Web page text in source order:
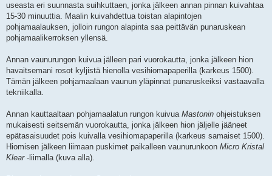
useasta eri suunnasta suihkuttaen, jonka jälkeen annan pinnan kuivahtaa
15-30 minuuttia. Maalin kuivahdettua toistan alapintojen
pohjamaalauksen, jolloin rungon alapinta saa peittävän punaruskean
pohjamaalikerroksen yllensä.
Annan vaunurungon kuivua jälleen pari vuorokautta, jonka jälkeen hion
havaitsemani rosot kyljistä hienolla vesihiomapaperilla (karkeus 1500).
Tämän jälkeen pohjamaalaan vaunun yläpinnat punaruskeiksi vastaavalla
tekniikalla.
Annan kauttaaltaan pohjamaalatun rungon kuivua Mastonin ohjeistuksen
mukaisesti seitsemän vuorokautta, jonka jälkeen hion jäljelle jääneet
epätasaisuudet pois kuivalla vesihiomapaperilla (karkeus samaiset 1500).
Hiomisen jälkeen liimaan puskimet paikalleen vaunurunkoon Micro Kristal
Klear-liimalla (kuva alla).